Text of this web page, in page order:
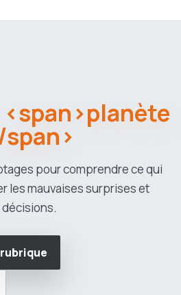
pour comprendre ce qui
les mauvaises surprises et